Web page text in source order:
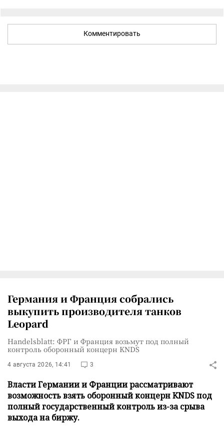
Комментировать
Германия и Франция собрались
выкупить производителя танков
Leopard
Handelsblatt: ФРГ и Франция возьмут под полный
контроль оборонный концерн KNDS
4 августа 2026, 14:41 3
Власти Германии и Франции рассматривают
возможность взять оборонный концерн KNDS под
полный государственный контроль из-за срыва
выхода на биржу.